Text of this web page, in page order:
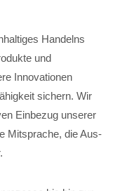
Handelns
und
Innovationen
sichern. Wir
Einbezug unserer
Mitsprache, die Aus-